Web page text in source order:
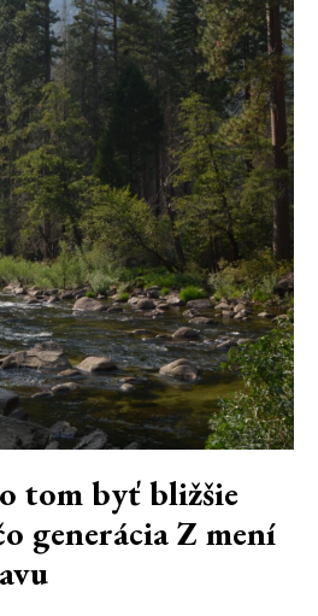
tom byť bližšie
generácia Z mení